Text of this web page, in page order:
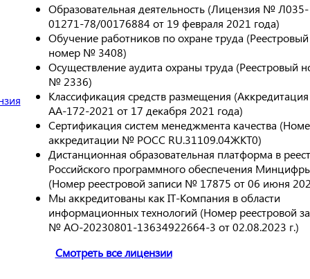
Образовательная деятельность (Лицензия № Л035-
01271-78/00176884 от 19 февраля 2021 года)
Обучение работников по охране труда (Реестровый
номер № 3408)
Осуществление аудита охраны труда (Реестровый
№ 2336)
Классификация средств размещения
АА-172-2021 от 17 декабря 2021 года)
Сертификация систем менеджмента качества
аккредитации № РОСС RU.31109.04ЖКТ0)
Дистанционная образовательная платформа в
Российского программного обеспечения
(Номер реестровой записи № 17875 от 06 июня
Мы аккредитованы как IT-Компания в области
информационных технологий (Номер реестровой
№ АО-20230801-13634922664-3 от 02.08.2023 г.)
Смотреть все лицензии